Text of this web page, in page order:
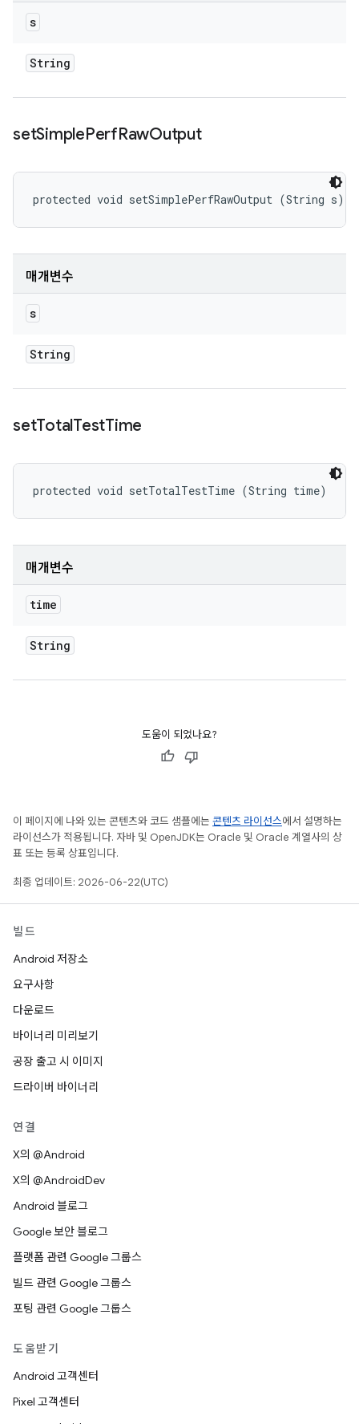
s
String
setSimplePerfRawOutput
protected void setSimplePerfRawOutput (String s)
매개변수
s
String
setTotalTestTime
protected void setTotalTestTime (String time)
매개변수
time
String
도움이 되었나요?
이 페이지에 나와 있는 콘텐츠와 코드 샘플에는 콘텐츠 라이선스에서 설명하는
라이선스가 적용됩니다. 자바 및 OpenJDK는 Oracle 및 Oracle 계열사의 상
표 또는 등록 상표입니다.
최종 업데이트: 2026-06-22(UTC)
빌드
Android 저장소
요구사항
다운로드
바이너리 미리보기
공장 출고 시 이미지
드라이버 바이너리
연결
X의 @Android
X의 @AndroidDev
Android 블로그
Google 보안 블로그
플랫폼 관련 Google 그룹스
빌드 관련 Google 그룹스
포팅 관련 Google 그룹스
도움받기
Android 고객센터
Pixel 고객센터